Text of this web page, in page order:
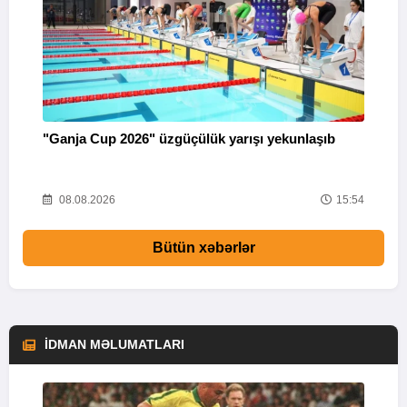
"Ganja Cup 2026" üzgüçülük yarışı yekunlaşıb
08.08.2026 15:54
Bütün xəbərlər
İDMAN MƏLUMATLARI